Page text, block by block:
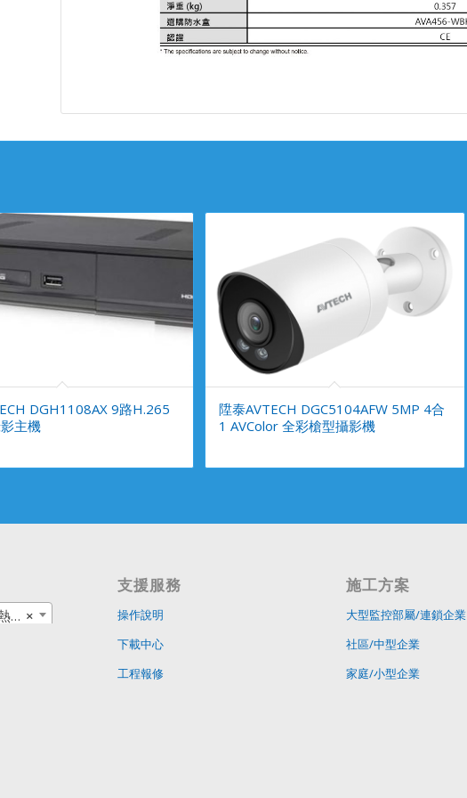
DGH1108AX 9路H.265
主機
陞泰AVTECH DGC5104AFW 5MP 4合
1 AVColor 全彩槍型攝影機
×
支援服務
操作說明
下載中心
工程報修
施工方案
大型監控部屬/連鎖企業
社區/中型企業
家庭/小型企業